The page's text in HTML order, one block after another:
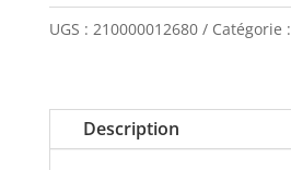
double
UGS : 210000012680 Catégorie :
Description